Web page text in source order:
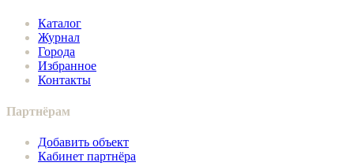
Каталог
Журнал
Города
Избранное
Контакты
Партнёрам
Добавить объект
Кабинет партнёра